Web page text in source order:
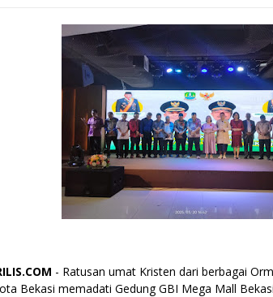
- Ratusan umat Kristen dari berbagai
Bekasi memadati Gedung GBI Mega Mall